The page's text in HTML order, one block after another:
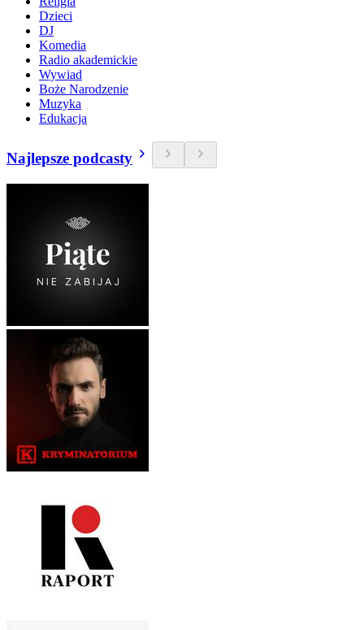
Dzieci
DJ
Komedia
Radio akademickie
Wywiad
Boże Narodzenie
Muzyka
Edukacja
Najlepsze podcasty